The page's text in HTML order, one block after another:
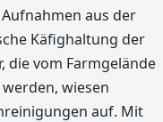
aus der
Käfighaltung der
die vom Farmgelände
wiesen
auf. Mit